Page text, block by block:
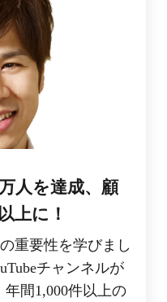
人を達成、顧
上に！
重要性を学びまし
チャンネルが
間1,000件以上の